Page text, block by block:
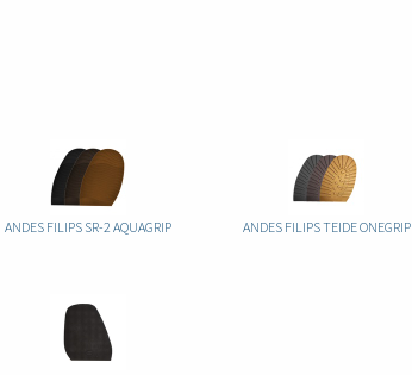
ANDES FILIPS SR-2 AQUAGRIP ANDES FILIPS TEIDE ONEGRIP